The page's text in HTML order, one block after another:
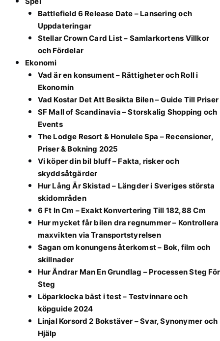
Battlefield 6 Release Date – Lansering och
Uppdateringar
Stellar Crown Card List – Samlarkortens Villkor
och Fördelar
Ekonomi
Vad är en konsument – Rättigheter och Roll i
Ekonomin
Vad Kostar Det Att Besikta Bilen – Guide Till Priser
SF Mall of Scandinavia – Storskalig Shopping och
Events
The Lodge Resort & Honulele Spa – Recensioner,
Priser & Bokning 2025
Vi köper din bil bluff – Fakta, risker och
skyddsåtgärder
Hur Lång Är Skistad – Längder i Sveriges största
skidområden
6 Ft In Cm – Exakt Konvertering Till 182,88 Cm
Hur mycket får bilen dra regnummer – Kontrollera
maxvikten via Transportstyrelsen
Sagan om konungens återkomst – Bok, film och
skillnader
Hur Ändrar Man En Grundlag – Processen Steg För
Steg
Löparklocka bäst i test – Testvinnare och
köpguide 2024
Linjal Korsord 2 Bokstäver – Svar, Synonymer och
Hjälp